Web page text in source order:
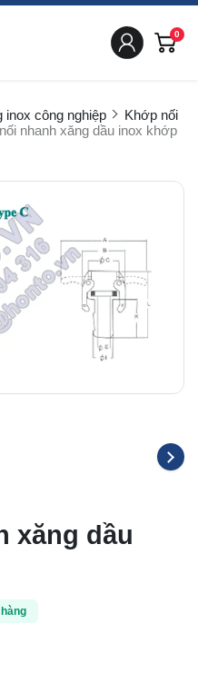
0
inox công nghiệp
Khớp nối
nhanh xăng dầu inox khớp
xăng dầu